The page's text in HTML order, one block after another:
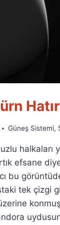
Güneş Sistemi,
halkaları
efsane
bu
tek çizgi